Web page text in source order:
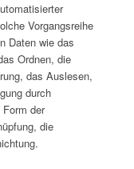
Vorgangsreihe
Daten wie das
Ordnen, die
das Auslesen,
durch
der
die